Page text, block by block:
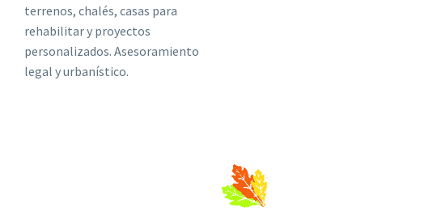
terrenos, chalés, casas para
rehabilitar y proyectos
personalizados. Asesoramiento
legal y urbanístico.